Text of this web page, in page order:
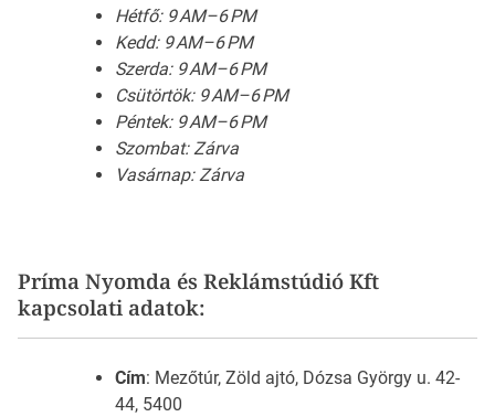
Hétfő: 9 AM–6 PM
Kedd: 9 AM–6 PM
Szerda: 9 AM–6 PM
Csütörtök: 9 AM–6 PM
Péntek: 9 AM–6 PM
Szombat: Zárva
Vasárnap: Zárva
Príma Nyomda és Reklámstúdió Kft
kapcsolati adatok:
Cím: Mezőtúr, Zöld ajtó, Dózsa György u. 42-
44, 5400